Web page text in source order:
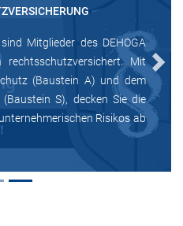
Mitglieder des DEHOGA
rechtsschutzversichert. Mit
(Baustein A) und dem
S), decken Sie die
Risikos ab
Next